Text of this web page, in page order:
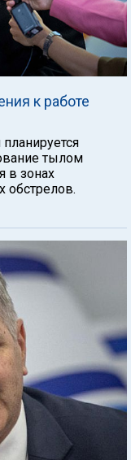
к работе
тылом
в зонах
обстрелов.